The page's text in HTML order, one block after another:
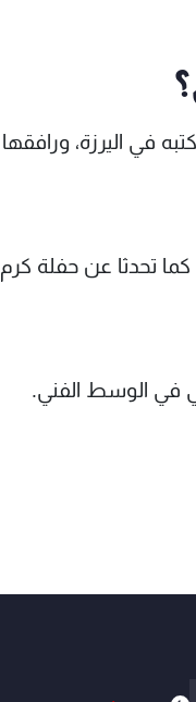
في اليرزة، ورافقها
تحدثا عن حفلة كرم
في الوسط الفني.